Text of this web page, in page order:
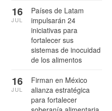
Países de Latam
impulsarán 24
iniciativas para
fortalecer sus
sistemas de inocuidad
de los alimentos
16
JUL
Firman en México
alianza estratégica
para fortalecer
16
JUL